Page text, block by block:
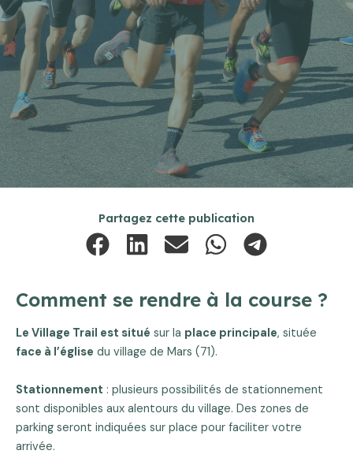
Partagez cette publication
Comment se rendre à la course ?
Le Village Trail est situé sur la place principale, située
face à l’église du village de Mars (71).
Stationnement : plusieurs possibilités de stationnement
sont disponibles aux alentours du village. Des zones de
parking seront indiquées sur place pour faciliter votre
arrivée.